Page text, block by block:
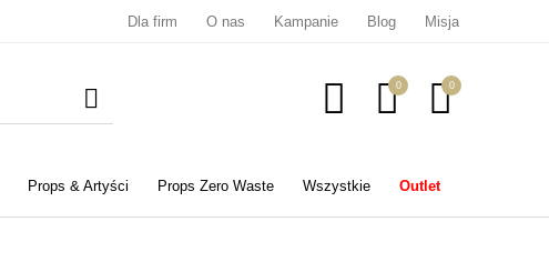
Dla firm O nas Kampanie Blog Misja
0 0
Props & Artyści Props Zero Waste Wszystkie Outlet